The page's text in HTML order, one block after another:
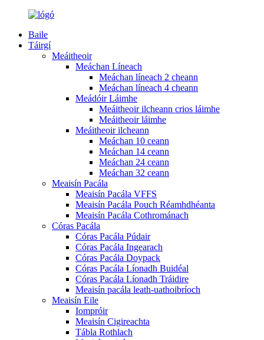
Baile
Táirgí
Meáitheoir
Meáchan Líneach
Meáchan líneach 2 cheann
Meáchan líneach 4 cheann
Meádóir Láimhe
Meáitheoir ilcheann crios láimhe
Meáitheoir láimhe
Meáitheoir ilcheann
Meáchan 10 ceann
Meáchan 14 ceann
Meáchan 24 ceann
Meáchan 32 ceann
Meaisín Pacála
Meaisín Pacála VFFS
Meaisín Pacála Pouch Réamhdhéanta
Meaisín Pacála Cothrománach
Córas Pacála
Córas Pacála Púdair
Córas Pacála Ingearach
Córas Pacála Doypack
Córas Pacála Líonadh Buidéal
Córas Pacála Líonadh Tráidire
Meaisín pacála leath-uathoibríoch
Meaisín Eile
Iompróir
Meaisín Cigireachta
Tábla Rothlach